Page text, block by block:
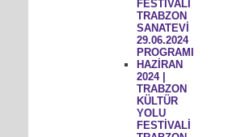
FESTİVALİ
TRABZON
SANATEVİ
29.06.2024
PROGRAMI
HAZİRAN
2024 |
TRABZON
KÜLTÜR
YOLU
FESTİVALİ